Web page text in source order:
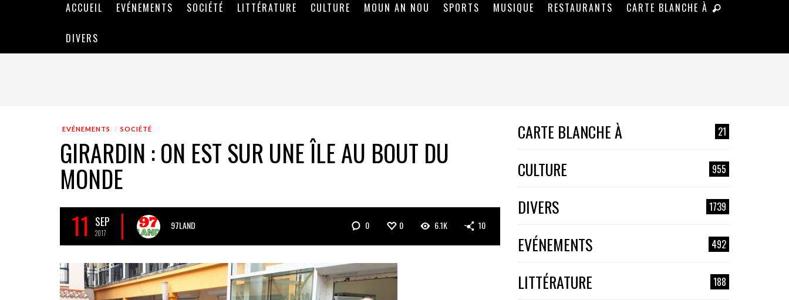
ACCUEIL EVÉNEMENTS SOCIÉTÉ LITTÉRATURE CULTURE MOUN AN NOU SPORTS MUSIQUE RESTAURANTS CARTE BLANCHE À
DIVERS
EVÉNEMENTS SOCIÉTÉ
GIRARDIN : ON EST SUR UNE ÎLE AU BOUT DU
MONDE
11 SEP
2017
97LAND 0 0 6.1K 10
CARTE BLANCHE À 21
CULTURE 955
DIVERS 1739
EVÉNEMENTS 492
LITTÉRATURE 188